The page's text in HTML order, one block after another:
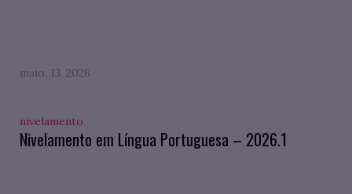
maio. 13, 2026
nivelamento
Nivelamento em Língua Portuguesa – 2026.1